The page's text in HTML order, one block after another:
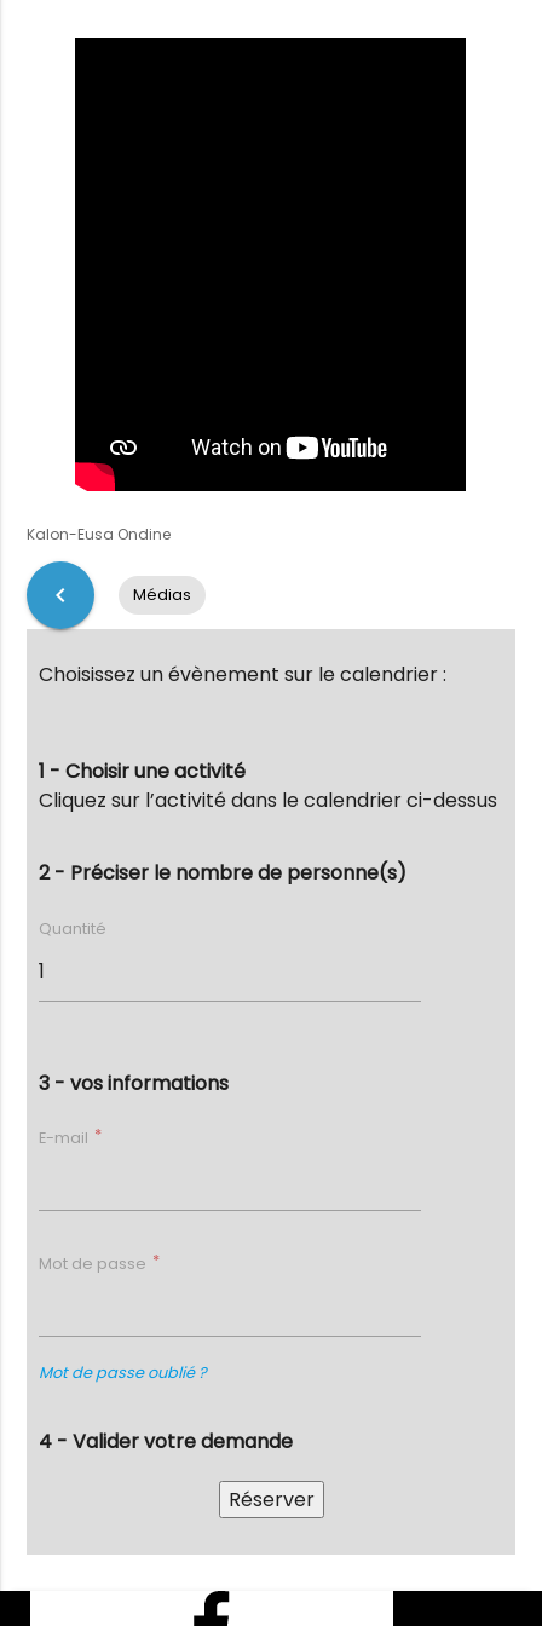
Kalon-Eusa Ondine
chevron_left Médias
Choisissez un évènement sur le calendrier :
1 - Choisir une activité
Cliquez sur l’activité dans le calendrier ci-dessus
2 - Préciser le nombre de personne(s)
Quantité
3 - vos informations
E-mail
Mot de passe
Mot de passe oublié ?
4 - Valider votre demande